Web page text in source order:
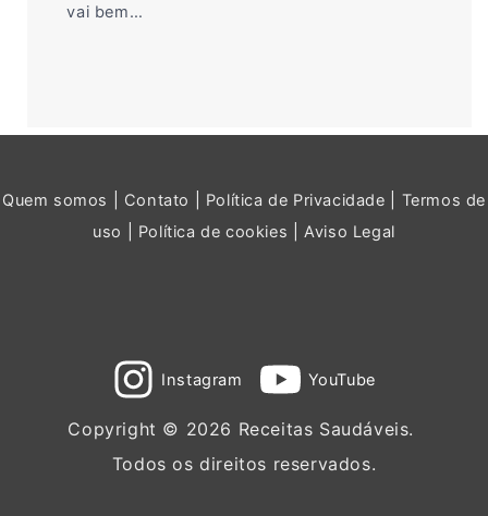
vai bem…
Quem somos Contato Política de Privacidade
Termos de
uso
Política de cookies |Aviso Legal
Instagram YouTube
Copyright © 2026 Receitas Saudáveis.
Todos os direitos reservados.